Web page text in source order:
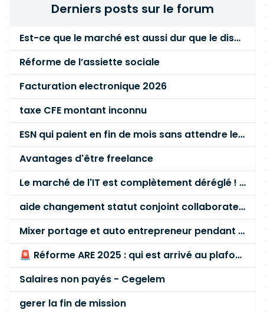
Derniers posts sur le forum
Est-ce que le marché est aussi dur que le disent les commerciaux ?
Réforme de l’assiette sociale
Facturation electronique 2026
taxe CFE montant inconnu
ESN qui paient en fin de mois sans attendre le paiement client ?
Avantages d'être freelance
Le marché de l'IT est complètement déréglé ! STOP à cette mascarade ! Il faut s'unir et résister !
aide changement statut conjoint collaborateur
Mixer portage et auto entrepreneur pendant des années - quel risque ?
🚨 Réforme ARE 2025 : qui est arrivé au plafond des 60 % en gardant son entreprise ?
Salaires non payés - Cegelem
gerer la fin de mission